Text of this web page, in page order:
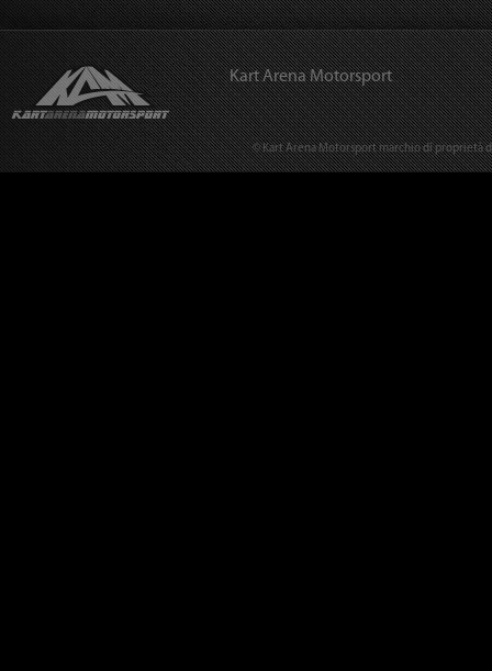
Kart Arena Motorsport
© Kart Arena Motorsport marchio di proprietà